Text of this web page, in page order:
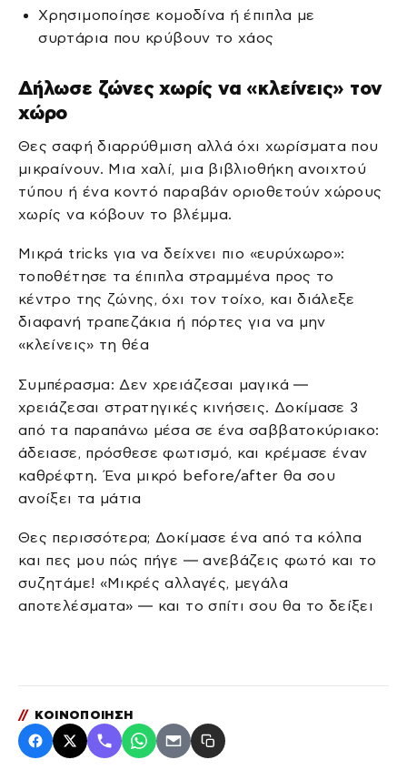
Χρησιμοποίησε κομοδίνα ή έπιπλα με
συρτάρια που κρύβουν το χάος
Δήλωσε ζώνες χωρίς να «κλείνεις» τον
χώρο
Θες σαφή διαρρύθμιση αλλά όχι χωρίσματα που
μικραίνουν. Μια χαλί, μια βιβλιοθήκη ανοιχτού
τύπου ή ένα κοντό παραβάν οριοθετούν χώρους
χωρίς να κόβουν το βλέμμα.
Μικρά tricks για να δείχνει πιο «ευρύχωρο»:
τοποθέτησε τα έπιπλα στραμμένα προς το
κέντρο της ζώνης, όχι τον τοίχο, και διάλεξε
διαφανή τραπεζάκια ή πόρτες για να μην
«κλείνεις» τη θέα
Συμπέρασμα: Δεν χρειάζεσαι μαγικά —
χρειάζεσαι στρατηγικές κινήσεις. Δοκίμασε 3
από τα παραπάνω μέσα σε ένα σαββατοκύριακο:
άδειασε, πρόσθεσε φωτισμό, και κρέμασε έναν
καθρέφτη. Ένα μικρό before/after θα σου
ανοίξει τα μάτια
Θες περισσότερα; Δοκίμασε ένα από τα κόλπα
και πες μου πώς πήγε — ανεβάζεις φωτό και το
συζητάμε! «Μικρές αλλαγές, μεγάλα
αποτελέσματα» — και το σπίτι σου θα το δείξει
// ΚΟΙΝΟΠΟΙΗΣΗ